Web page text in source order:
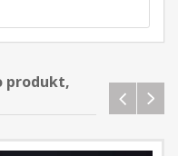
produkt,